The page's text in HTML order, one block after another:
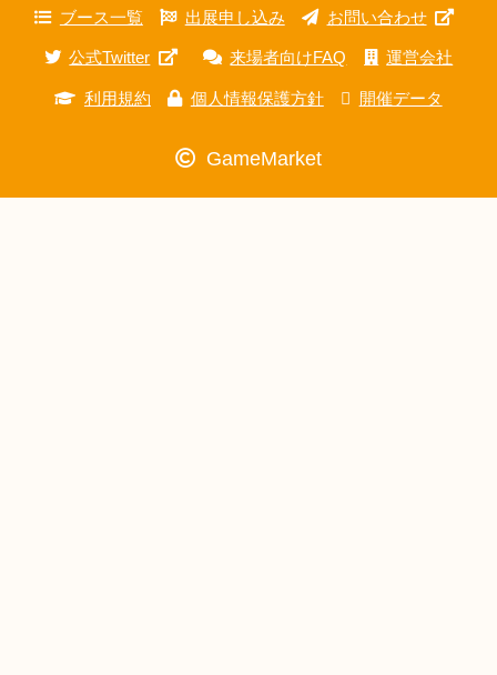
ブース一覧 出展申し込み お問い合わせ
公式Twitter 来場者向けFAQ 運営会社
利用規約 個人情報保護方針 開催データ
GameMarket